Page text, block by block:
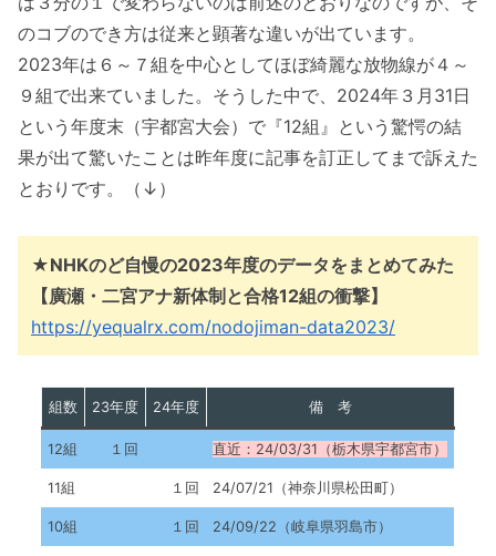
のコブのでき方は従来と顕著な違いが出ています。
2023年は６～７組を中心としてほぼ綺麗な放物線が４～
９組で出来ていました。そうした中で、2024年３月31日
という年度末（宇都宮大会）で『12組』という驚愕の結
果が出て驚いたことは昨年度に記事を訂正してまで訴えた
とおりです。（↓）
★NHKのど自慢の2023年度のデータをまとめてみた
【廣瀬・二宮アナ新体制と合格12組の衝撃】
https://yequalrx.com/nodojiman-data2023/
組数 23年度 24年度 備 考
12組 １回 直近：24/03/31（栃木県宇都宮市）
11組 １回 24/07/21（神奈川県松田町）
10組 １回 24/09/22（岐阜県羽島市）